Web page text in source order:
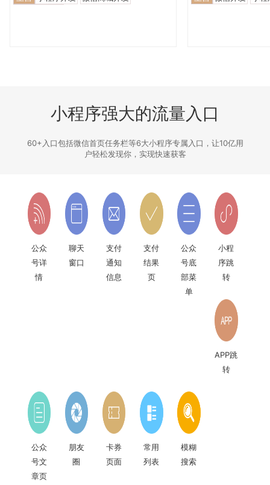
小程序强大的流量入口
60+入口包括微信首页任务栏等6大小程序专属入口，让10亿用
户轻松发现你，实现快速获客
附近
的小
程序
线下
扫码
微信
搜索
小程
序历
史
好友
分享
置顶
小程
序
手机
桌面